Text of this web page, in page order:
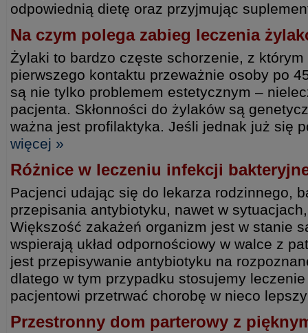
odpowiednią dietę oraz przyjmując
Na czym polega zabieg leczenia
Żylaki to bardzo częste schorzenie, z którym
pierwszego kontaktu przeważnie osoby po
są nie tylko problemem estetycznym –
pacjenta. Skłonności do żylaków są
ważna jest profilaktyka. Jeśli jednak już się
więcej »
Różnice w leczeniu infekcji
Pacjenci udając się do lekarza rodzinnego,
przepisania antybiotyku, nawet w
Większość zakażeń organizm jest w stanie
wspierają układ odpornościowy w walce z
jest przepisywanie antybiotyku na
dlatego w tym przypadku stosujemy
pacjentowi przetrwać chorobę w nieco
Przestronny dom parterowy z